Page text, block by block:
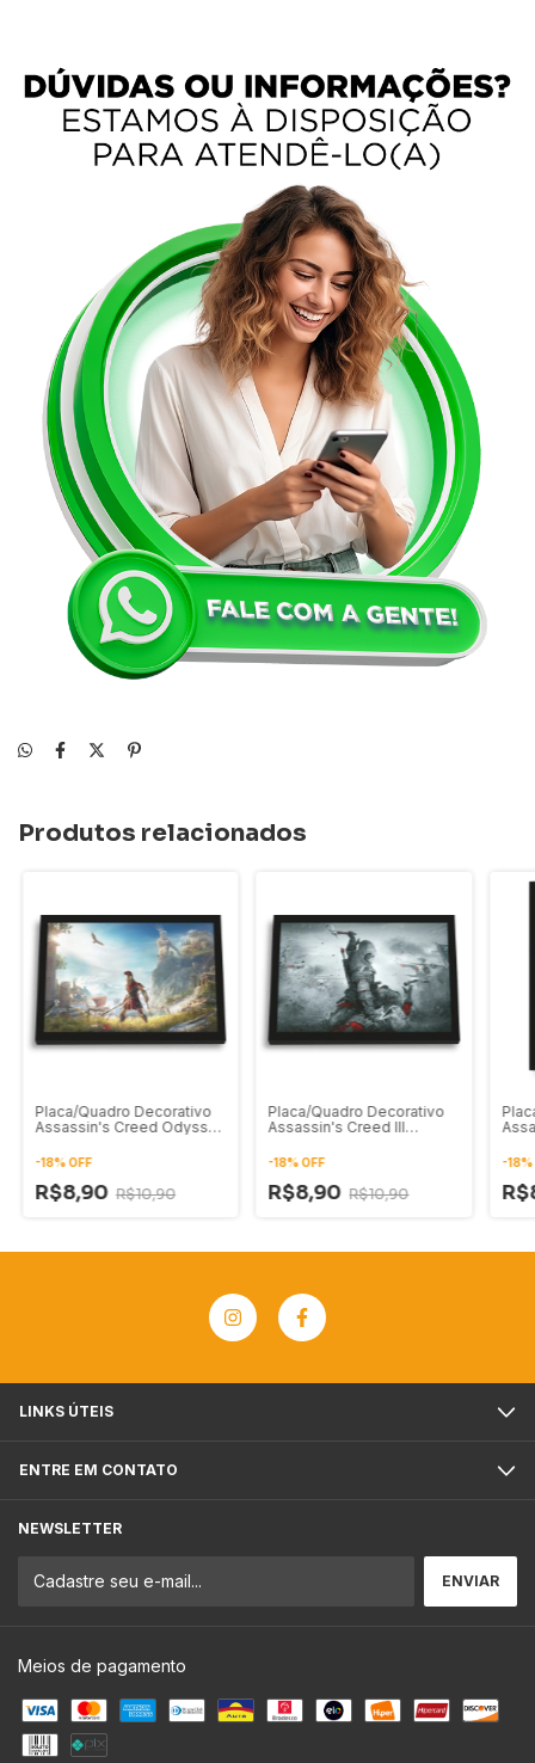
Produtos relacionados
Placa/Quadro Decorativo
Assassin's Creed Odyssey
-18%OFF
R$8,90 R$10,90
Placa/Quadro Decorativo
Assassin's Creed III
-18%OFF
R$8,90 R$10,90
-18%
LINKS ÚTEIS
ENTRE EM CONTATO
NEWSLETTER
Meios de pagamento